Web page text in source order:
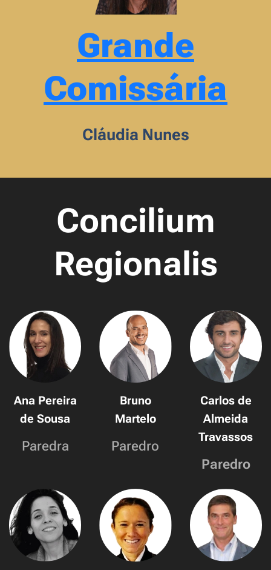
Grande
Comissária
Cláudia Nunes
Concilium
Regionalis
Ana Pereira
de Sousa
Paredra
Bruno
Martelo
Paredro
Carlos de
Almeida
Travassos
Paredro